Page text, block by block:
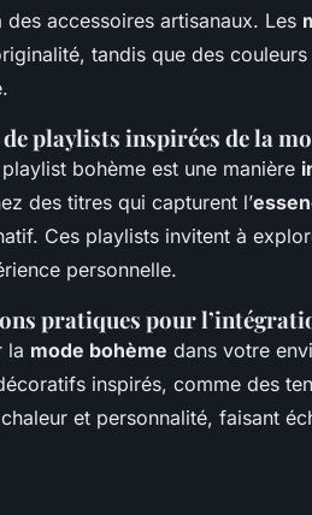
des accessoires artisanaux. Les
tandis que des
playlists inspirées de la
bohème est une manière
des titres qui capturent l’
Ces playlists invitent à
personnelle.
pratiques pour
la mode bohème dans votre
inspirés, comme des
et personnalité, faisant